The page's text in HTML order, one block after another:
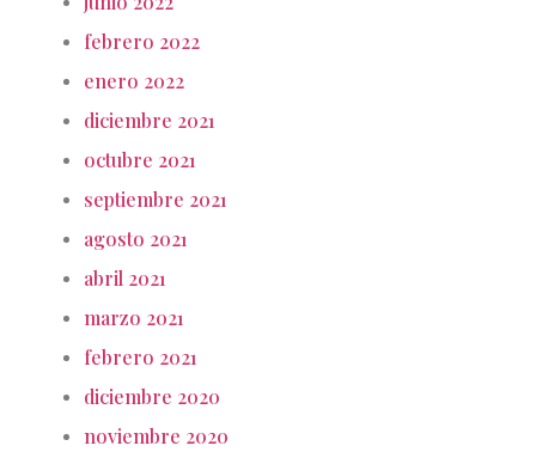
febrero 2022
enero 2022
diciembre 2021
octubre 2021
septiembre 2021
agosto 2021
abril 2021
marzo 2021
febrero 2021
diciembre 2020
noviembre 2020